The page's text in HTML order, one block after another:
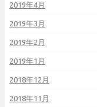
2019年4月
2019年3月
2019年2月
2019年1月
2018年12月
2018年11月